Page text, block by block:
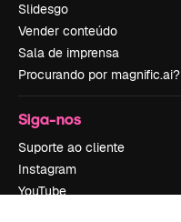
Slidesgo
Vender conteúdo
Sala de imprensa
Procurando por magnific.ai?
Siga-nos
Suporte ao cliente
Instagram
YouTube